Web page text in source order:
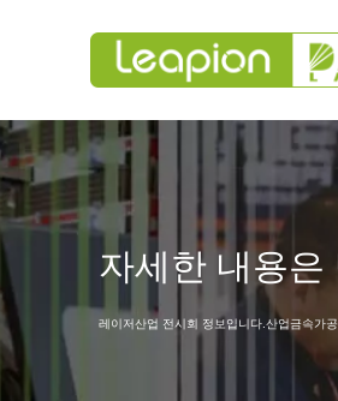
자세한 내용은
레이저산업 전시회 정보입니다.산업금속가공